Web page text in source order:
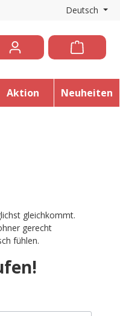
Deutsch
Aktion Neuheiten
gleichkommt.
gerecht
fühlen.